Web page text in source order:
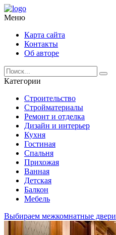
Меню
Карта сайта
Контакты
Об авторе
Категории
Строительство
Стройматериалы
Ремонт и отделка
Дизайн и интерьер
Кухня
Гостиная
Спальня
Прихожая
Ванная
Детская
Балкон
Мебель
Выбираем межкомнатные двери